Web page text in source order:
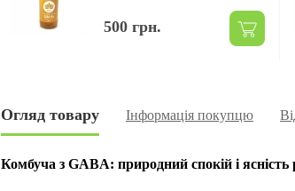
500 грн.
Огляд товару Інформація покупцю
Комбуча з GABA: природний спокій і